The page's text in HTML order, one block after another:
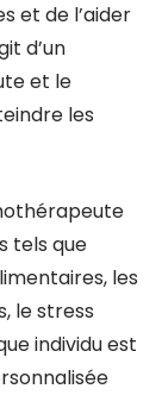
et de l’aider
d’un
et le
les
tels que
les
le stress
individu est